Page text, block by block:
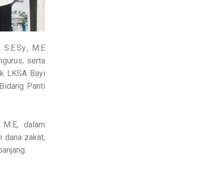
M.E
serta
LKSA Bayi
Panti
dalam
dana zakat,